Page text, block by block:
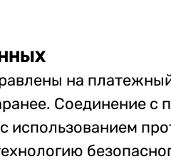
на
Соединение